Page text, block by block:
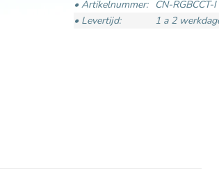
• Artikelnummer:
CN-RGBCCT-I
• Levertijd:
1 a 2